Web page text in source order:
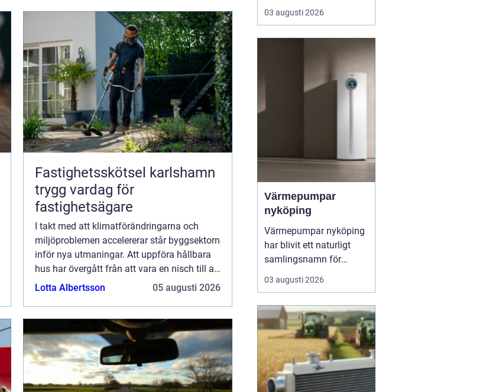
Fastighetsskötsel karlshamn
trygg vardag för
fastighetsägare
I takt med att klimatförändringarna och
miljöproblemen accelererar står byggsektorn
inför nya utmaningar. Att uppföra hållbara
hus har övergått från att vara en nisch till att
bli en nödv&aum...
Lotta Albertsson 05 augusti 2026
växter gör. De skapar
rum, ger skugga, dämpar
Samtidigt bär de våra
blomning, fruktsättning,
03 augusti 2026
Värmepumpar
nyköping
Värmepumpar nyköping
har blivit ett naturligt
samlingsnamn för
husägare som vill
kombinera lägre
högre komfort och lägre
klimatpåverkan. Många
villor i området har äldre
elpannor, olja eller
direktverkande el, och
många ser hur en...
03 augusti 2026